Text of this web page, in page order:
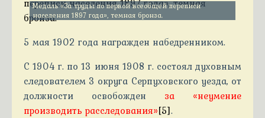
Медаль «За труды по первой всеобщей переписи
населения 1897 года», темная бронза.
5 мая 1902 года награжден набедренником.
С 1904 г. по 13 июня 1908 г. состоял духовным
следователем 3 округа Серпуховского уезда, от
должности освобожден за «неумение
производить расследования»[5].